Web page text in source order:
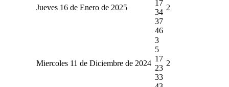
Jueves 16 de Enero de 2025
17
34
37
46
2
Miercoles 11 de Diciembre de 2024
3
5
17
23
33
2